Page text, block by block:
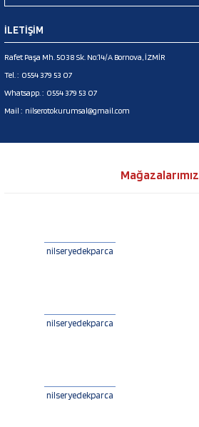
İLETİŞİM
Rafet Paşa Mh. 5038 Sk. No:14/A Bornova, İZMİR
Tel. : 0554 379 53 07
Whatsapp. : 0554 379 53 07
Mail : nilserotokurumsal@gmail.com
Mağazalarımız
nilseryedekparca
nilseryedekparca
nilseryedekparca